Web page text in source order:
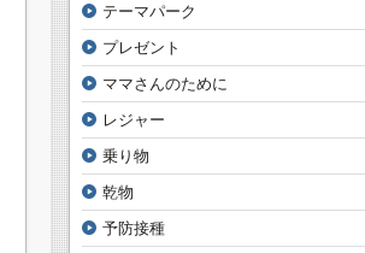
テーマパーク
プレゼント
ママさんのために
レジャー
乗り物
乾物
予防接種